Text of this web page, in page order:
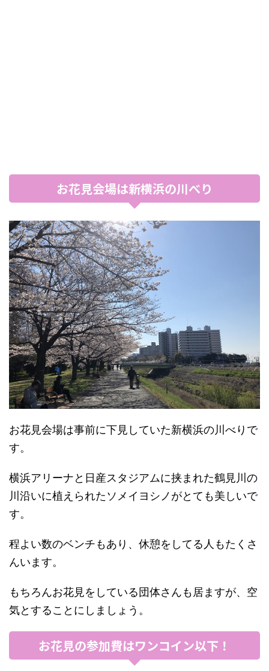
お花見会場は新横浜の川べり
お花見会場は事前に下見していた新横浜の川べりで
す。
横浜アリーナと日産スタジアムに挟まれた鶴見川の
川沿いに植えられたソメイヨシノがとても美しいで
す。
程よい数のベンチもあり、休憩をしてる人もたくさ
んいます。
もちろんお花見をしている団体さんも居ますが、空
気とすることにしましょう。
お花見の参加費はワンコイン以下！